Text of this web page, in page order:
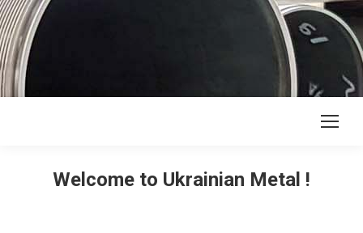
Welcome to Ukrainian Metal !